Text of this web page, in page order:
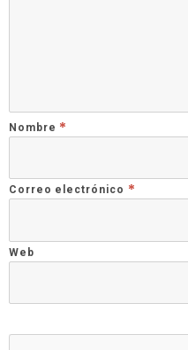
Nombre *
Correo electrónico *
Web